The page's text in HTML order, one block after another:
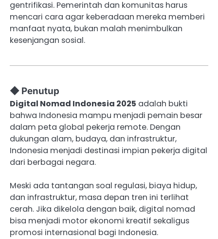
gentrifikasi. Pemerintah dan komunitas harus
mencari cara agar keberadaan mereka memberi
manfaat nyata, bukan malah menimbulkan
kesenjangan sosial.
◆ Penutup
Digital Nomad Indonesia 2025 adalah bukti
bahwa Indonesia mampu menjadi pemain besar
dalam peta global pekerja remote. Dengan
dukungan alam, budaya, dan infrastruktur,
Indonesia menjadi destinasi impian pekerja digital
dari berbagai negara.
Meski ada tantangan soal regulasi, biaya hidup,
dan infrastruktur, masa depan tren ini terlihat
cerah. Jika dikelola dengan baik, digital nomad
bisa menjadi motor ekonomi kreatif sekaligus
promosi internasional bagi Indonesia.